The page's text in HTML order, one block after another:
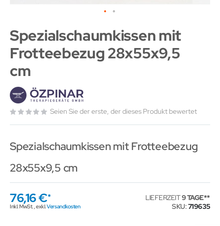
Spezialschaumkissen mit
Frotteebezug 28x55x9,5
cm
Seien Sie der erste, der dieses Produkt bewertet
Spezialschaumkissen mit Frotteebezug
28x55x9,5 cm
76,16 €
Inkl. MwSt.,exkl.Versandkosten
LIEFERZEIT9 TAGE
SKU 719635